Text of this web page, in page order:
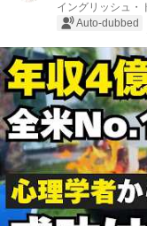
イングリッシュ・
Auto-dubbed